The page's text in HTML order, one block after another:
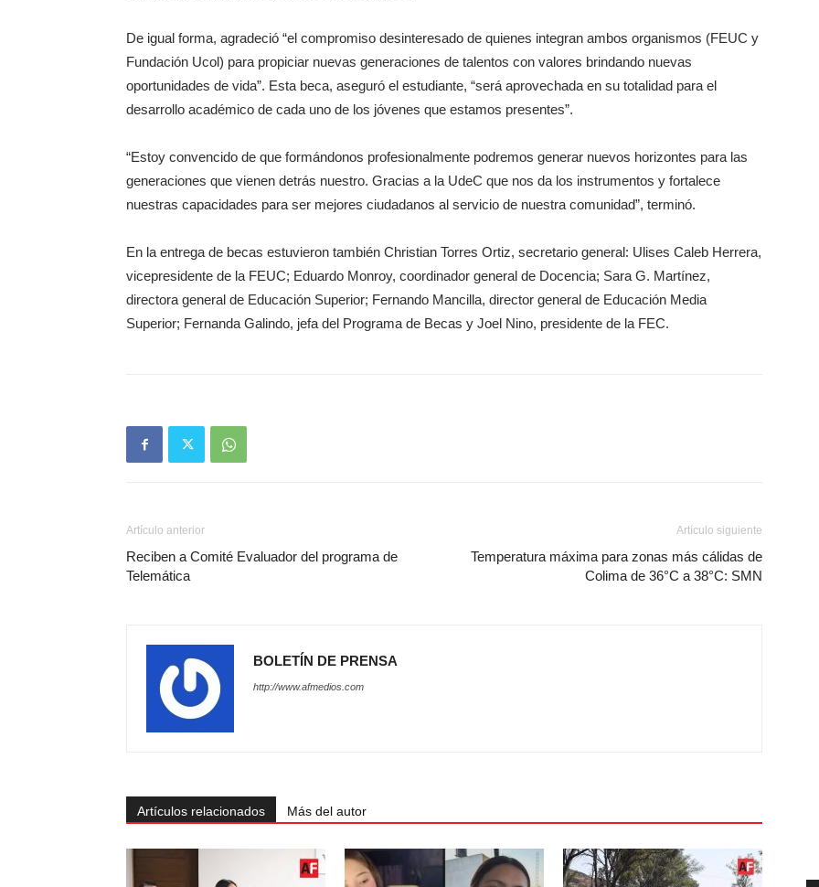
De igual forma, agradeció “el compromiso desinteresado de quienes integran ambos organismos (FEUC y
Fundación Ucol) para propiciar nuevas generaciones de talentos con valores brindando nuevas
oportunidades de vida”. Esta beca, aseguró el estudiante, “será aprovechada en su totalidad para el
desarrollo académico de cada uno de los jóvenes que estamos presentes”.
“Estoy convencido de que formándonos profesionalmente podremos generar nuevos horizontes para las
generaciones que vienen detrás nuestro. Gracias a la UdeC que nos da los instrumentos y fortalece
nuestras capacidades para ser mejores ciudadanos al servicio de nuestra comunidad”, terminó.
En la entrega de becas estuvieron también Christian Torres Ortiz, secretario general: Ulises Caleb Herrera,
vicepresidente de la FEUC; Eduardo Monroy, coordinador general de Docencia; Sara G. Martínez,
directora general de Educación Superior; Fernando Mancilla, director general de Educación Media
Superior; Fernanda Galindo, jefa del Programa de Becas y Joel Nino, presidente de la FEC.
Artículo anterior
Reciben a Comité Evaluador del programa de
Telemática
Artículo siguiente
Temperatura máxima para zonas más cálidas de
Colima de 36°C a 38°C: SMN
BOLETÍN DE PRENSA
http://www.afmedios.com
Artículos relacionados Más del autor